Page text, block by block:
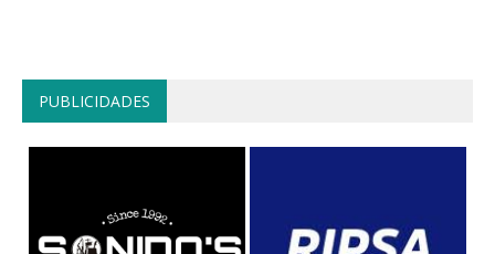
PUBLICIDADES